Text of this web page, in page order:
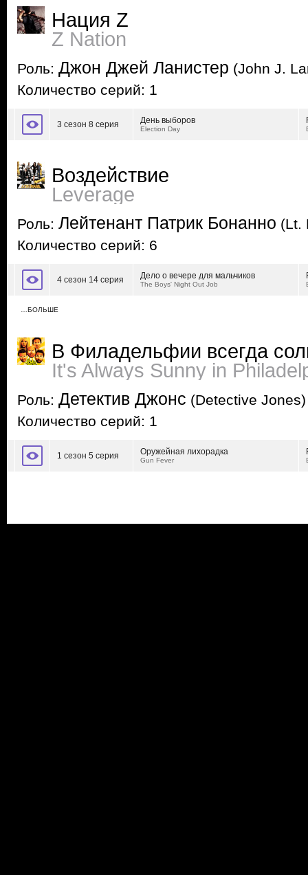
Нация Z
Z Nation
Роль: Джон Джей Ланистер (John J.
Количество серий: 1
3 сезон 8 серия День выборов
Election Day
Воздействие
Leverage
Роль: Лейтенант Патрик Бонанно (Lt.
Количество серий: 6
4 сезон 14 серия Дело о вечере для мальчиков
The Boys' Night Out Job
…БОЛЬШЕ
В Филадельфии всегда
It's Always Sunny in
Роль: Детектив Джонс (Detective Jones)
Количество серий: 1
1 сезон 5 серия Оружейная лихорадка
Gun Fever